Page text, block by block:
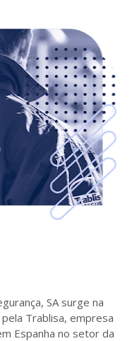
SA surge na
pela Trablisa, empresa
Espanha no setor da